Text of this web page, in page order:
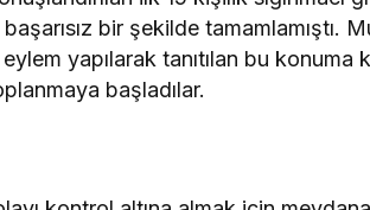
bir şekilde tamamlamıştı.
yapılarak tanıtılan bu konuma
başladılar.